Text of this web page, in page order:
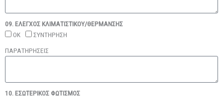
09. ΕΛΕΓΧΟΣ ΚΛΙΜΑΤΙΣΤΙΚΟΥ/ΘΕΡΜΑΝΣΗΣ
ΟΚ
ΣΥΝΤΗΡΗΣΗ
ΠΑΡΑΤΗΡΗΣΕΙΣ
10. ΕΣΩΤΕΡΙΚΟΣ ΦΩΤΙΣΜΟΣ